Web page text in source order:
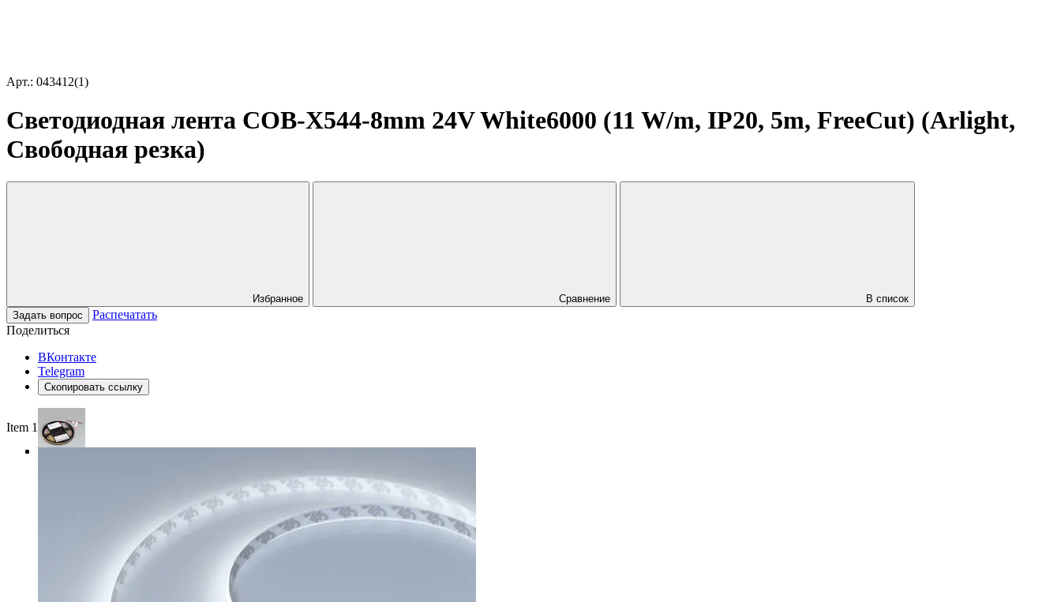
Арт.: 043412(1)
Светодиодная лента COB-X544-8mm 24V White6000 (11 W/m, IP20, 5m, FreeCut) (Arlight,
Свободная резка)
Избранное Сравнение
В список
Задать вопрос
Распечатать
Поделиться
ВКонтакте
Telegram
Скопировать ссылку
Item 1 of 3